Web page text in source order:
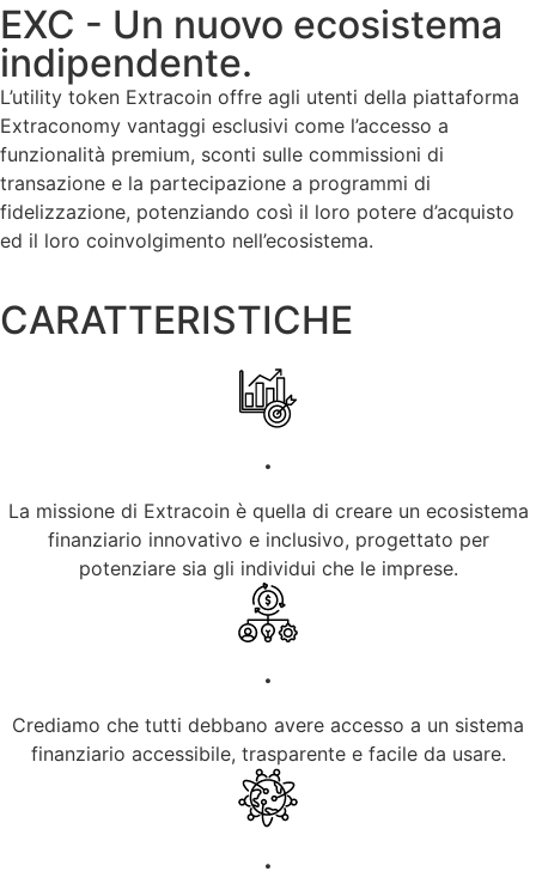
EXC - Un nuovo ecosistema
indipendente.
L’utility token Extracoin offre agli utenti della piattaforma
Extraconomy vantaggi esclusivi come l’accesso a
funzionalità premium, sconti sulle commissioni di
transazione e la partecipazione a programmi di
fidelizzazione, potenziando così il loro potere d’acquisto
ed il loro coinvolgimento nell’ecosistema.
CARATTERISTICHE
.
La missione di Extracoin è quella di creare un ecosistema
finanziario innovativo e inclusivo, progettato per
potenziare sia gli individui che le imprese.
.
Crediamo che tutti debbano avere accesso a un sistema
finanziario accessibile, trasparente e facile da usare.
.